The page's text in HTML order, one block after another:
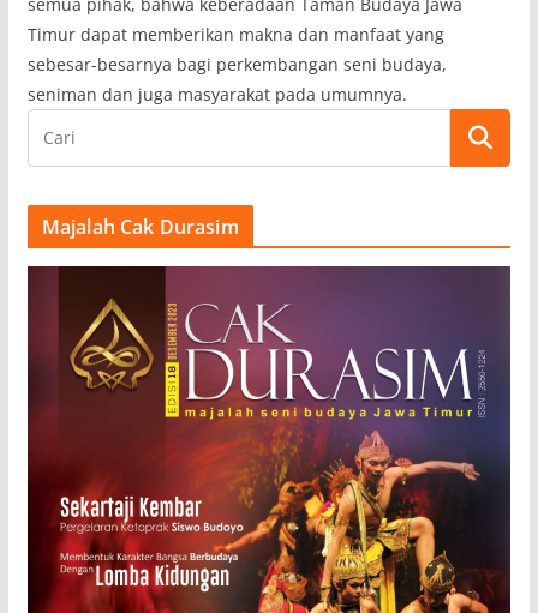
Timur dapat memberikan makna dan manfaat yang
sebesar-besarnya bagi perkembangan seni budaya,
seniman dan juga masyarakat pada umumnya.
Majalah Cak Durasim